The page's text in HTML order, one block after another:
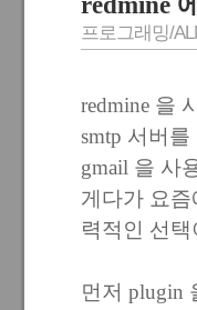
프로그래밍/
redmine 을
smtp 서버
gmail 을 사
게다가 요
력적인 선
먼저 plugin